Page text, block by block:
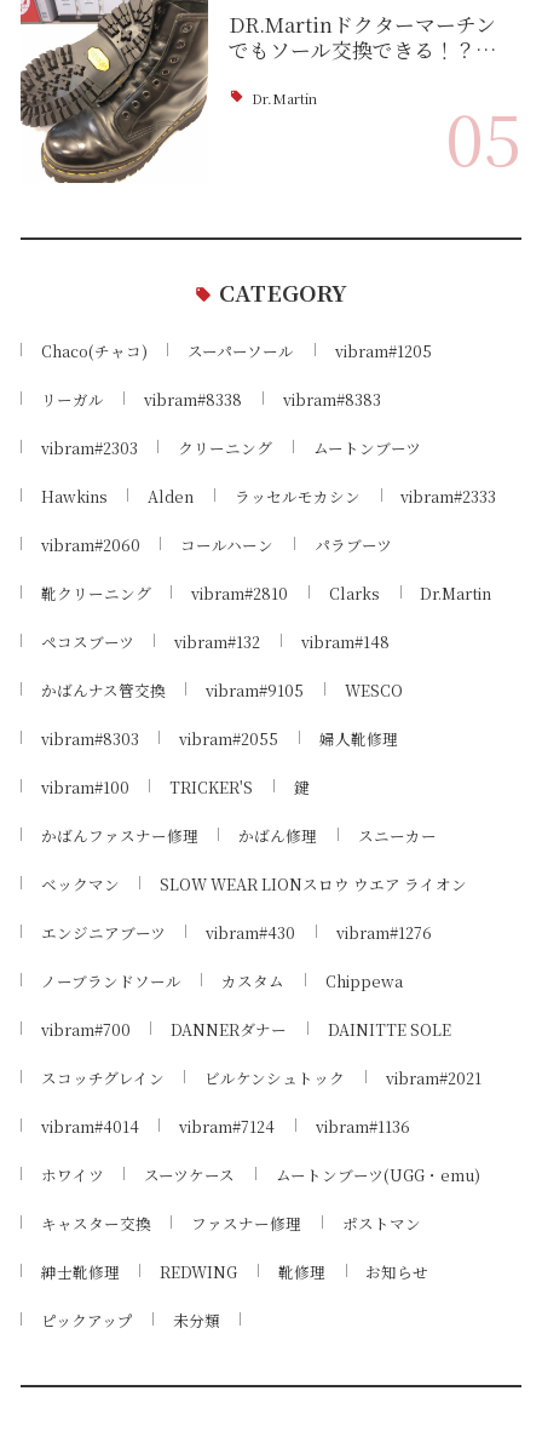
DR.Martinドクターマーチン
でもソール交換できる！？…
Dr.Martin 05
CATEGORY
Chaco(チャコ) スーパーソール vibram#1205
リーガル vibram#8338 vibram#8383
vibram#2303 クリーニング ムートンブーツ
Hawkins Alden ラッセルモカシン vibram#2333
vibram#2060 コールハーン パラブーツ
靴クリーニング vibram#2810 Clarks Dr.Martin
ペコスブーツ vibram#132 vibram#148
かばんナス管交換 vibram#9105 WESCO
vibram#8303 vibram#2055 婦人靴修理
vibram#100 TRICKER'S 鍵
かばんファスナー修理 かばん修理 スニーカー
ベックマン SLOW WEAR LIONスロウ ウエア ライオン
エンジニアブーツ vibram#430 vibram#1276
ノーブランドソール カスタム Chippewa
vibram#700 DANNERダナー DAINITTE SOLE
スコッチグレイン ビルケンシュトック vibram#2021
vibram#4014 vibram#7124 vibram#1136
ホワイツ スーツケース ムートンブーツ(UGG・emu)
キャスター交換 ファスナー修理 ポストマン
紳士靴修理 REDWING 靴修理 お知らせ
ピックアップ 未分類